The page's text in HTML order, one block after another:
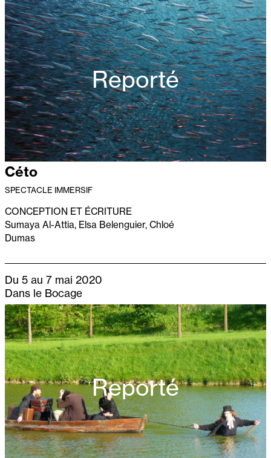
Reporté
Céto
SPECTACLE IMMERSIF
CONCEPTION ET ÉCRITURE
Sumaya Al-Attia, Elsa Belenguier, Chloé
Dumas
Du 5 au 7 mai 2020
Dans le Bocage
Reporté